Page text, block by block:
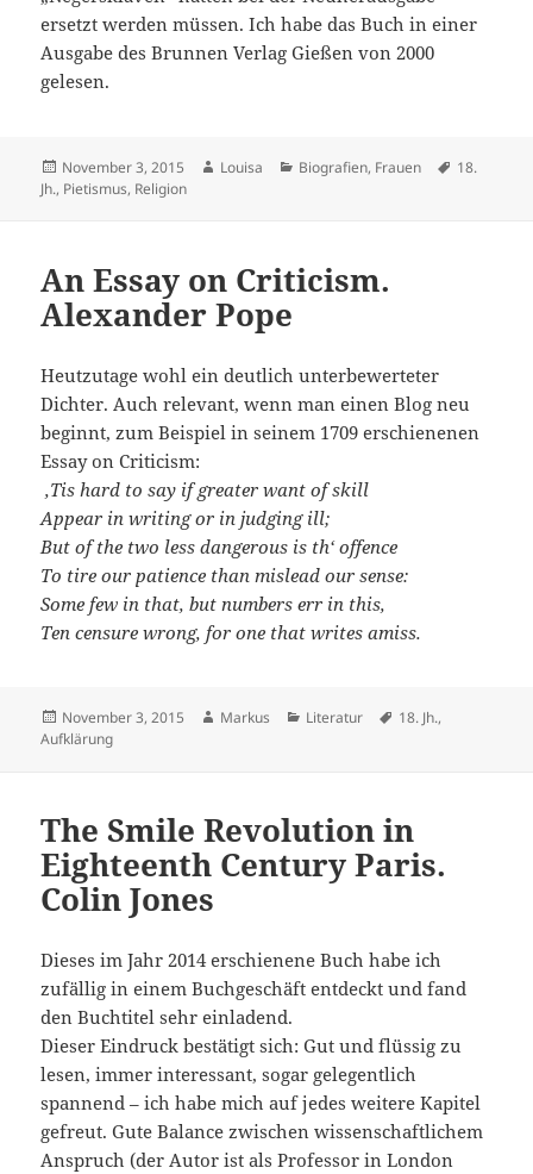
ersetzt werden müssen. Ich habe das Buch in einer
Ausgabe des Brunnen Verlag Gießen von 2000
gelesen.
Veröffentlicht
am
November 3, 2015 Autor
Louisa Kategorien
Biografien, Frauen
18.
Jh., Pietismus, Religion
An Essay on Criticism.
Alexander Pope
Heutzutage wohl ein deutlich unterbewerteter
Dichter. Auch relevant, wenn man einen Blog neu
beginnt, zum Beispiel in seinem 1709 erschienenen
Essay on Criticism:
‚Tis hard to say if greater want of skill
Appear in writing or in judging ill;
But of the two less dangerous is th‘ offence
To tire our patience than mislead our sense:
Some few in that, but numbers err in this,
Ten censure wrong, for one that writes amiss.
Veröffentlicht
am
November 3, 2015 Autor
Markus Kategorien
Literatur Schlagwörter
18. Jh.,
Aufklärung
The Smile Revolution in
Eighteenth Century Paris.
Colin Jones
Dieses im Jahr 2014 erschienene Buch habe ich
zufällig in einem Buchgeschäft entdeckt und fand
den Buchtitel sehr einladend.
Dieser Eindruck bestätigt sich: Gut und flüssig zu
lesen, immer interessant, sogar gelegentlich
spannend – ich habe mich auf jedes weitere Kapitel
gefreut. Gute Balance zwischen wissenschaftlichem
Anspruch (der Autor ist als Professor in London